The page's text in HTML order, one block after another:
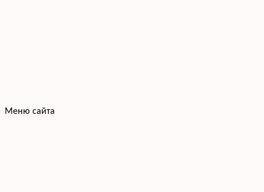
Меню сайта